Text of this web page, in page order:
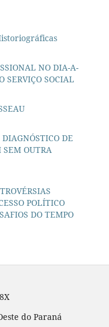
NO DIA-A-
SERVIÇO SOCIAL
DE
SEM OUTRA
POLÍTICO
DO TEMPO
do Paraná